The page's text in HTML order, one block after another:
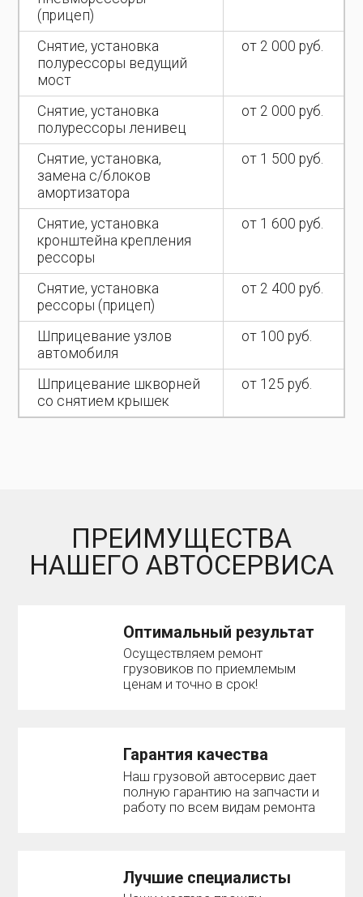
(прицеп)
Снятие, установка
полурессоры ведущий
мост
от 2 000 руб.
Снятие, установка
полурессоры ленивец
от 2 000 руб.
Снятие, установка,
замена с/блоков
амортизатора
от 1 500 руб.
Снятие, установка
кронштейна крепления
рессоры
от 1 600 руб.
Снятие, установка
рессоры (прицеп)
от 2 400 руб.
Шприцевание узлов
автомобиля
от 100 руб.
Шприцевание шкворней
со снятием крышек
от 125 руб.
ПРЕИМУЩЕСТВА
НАШЕГО АВТОСЕРВИСА
Оптимальный результат
Осуществляем ремонт
грузовиков по приемлемым
ценам и точно в срок!
Гарантия качества
Наш грузовой автосервис дает
полную гарантию на запчасти и
работу по всем видам ремонта
Лучшие специалисты